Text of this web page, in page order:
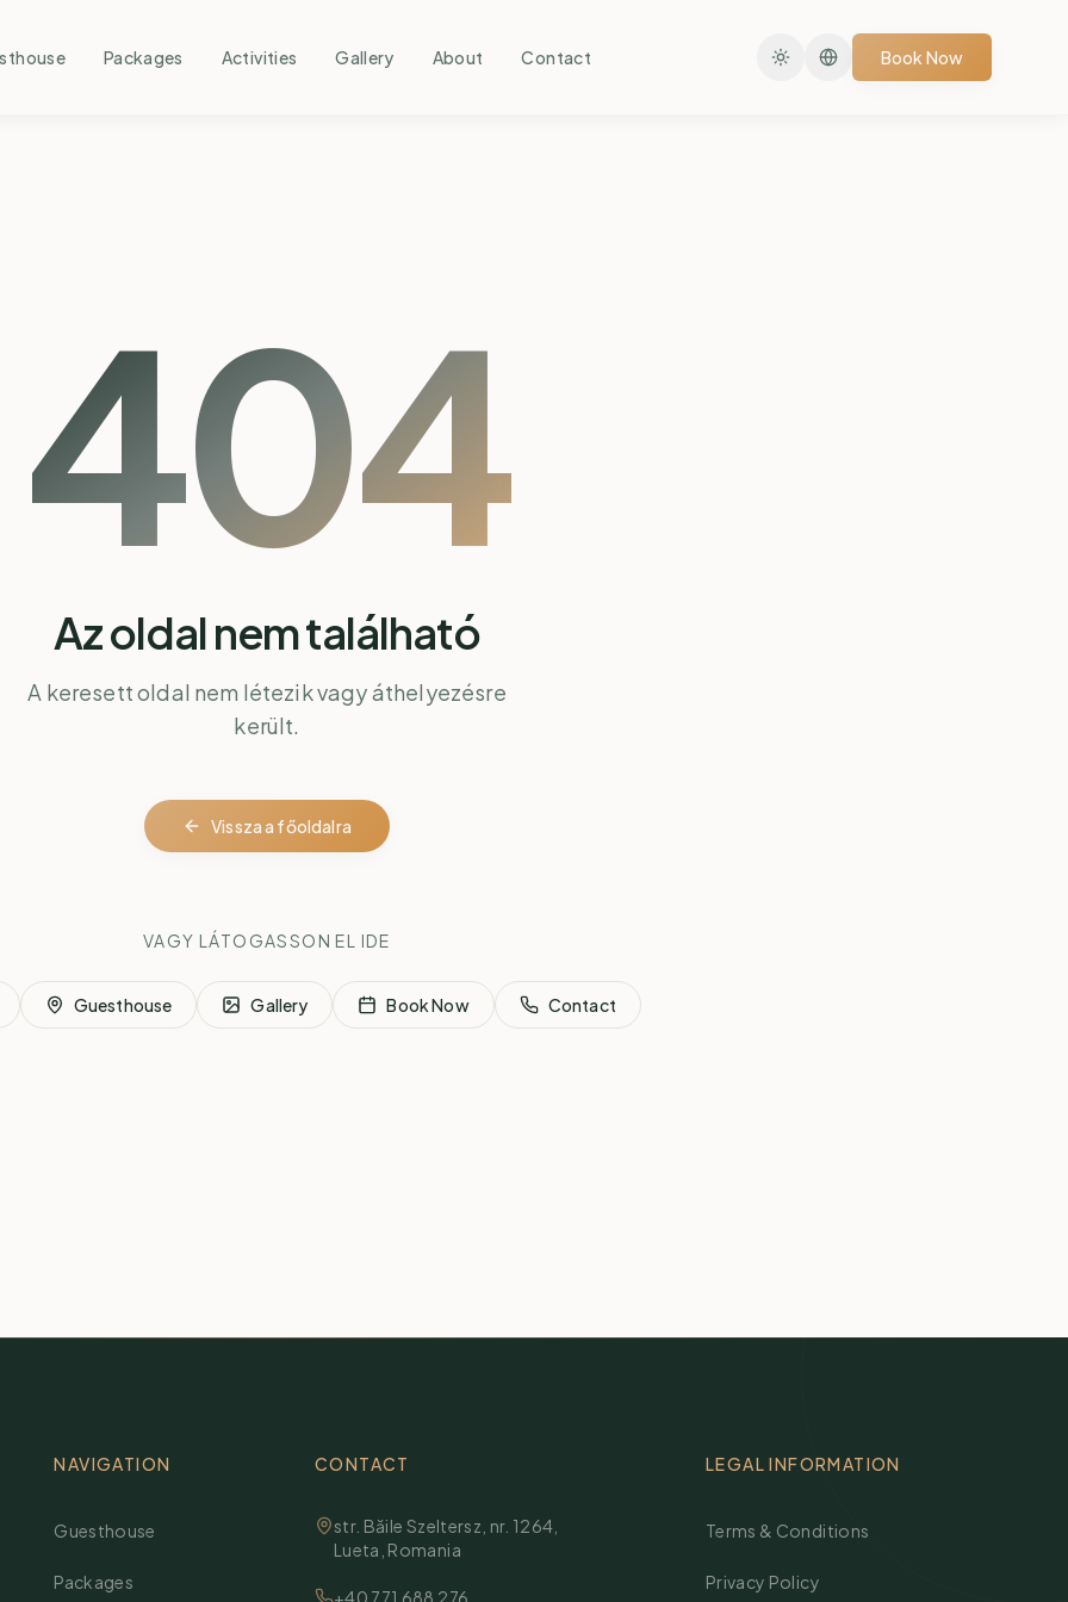
Packages Activities Gallery About Contact Book Now
404
Az oldal nem található
A keresett oldal nem létezik vagy áthelyezésre
került.
Vissza a főoldalra
VAGY LÁTOGASSON EL IDE
Guesthouse Gallery Book Now Contact
NAVIGATION
Guesthouse
Packages
CONTACT
str. Băile Szeltersz, nr. 1264
Lueta Romania
+40 771 688 276
LEGAL INFORMATION
Terms & Conditions
Privacy Policy